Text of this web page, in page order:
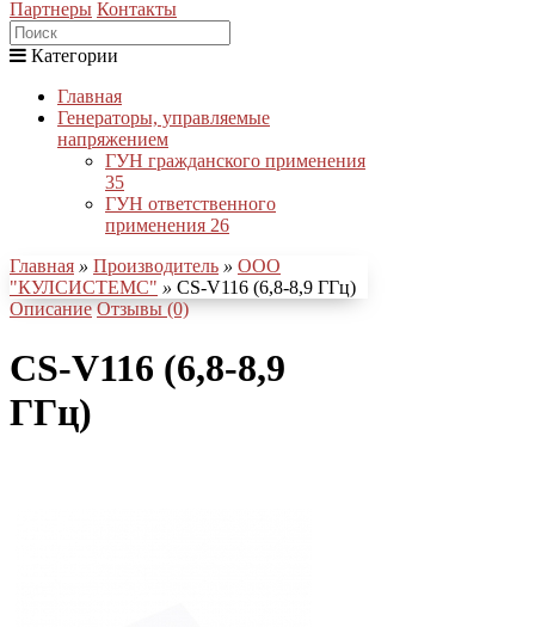
Партнеры Контакты
Категории
Главная
Генераторы, управляемые
напряжением
ГУН гражданского применения
35
ГУН ответственного
применения 26
Главная » Производитель » ООО
"КУЛСИСТЕМС" » CS-V116 (6,8-8,9 ГГц)
Описание Отзывы (0)
CS-V116 (6,8-8,9
ГГц)